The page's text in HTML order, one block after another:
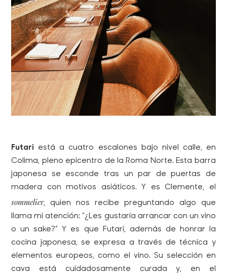
Futari está a cuatro escalones bajo nivel calle, en
Colima, pleno epicentro de la Roma Norte. Esta barra
japonesa se esconde tras un par de puertas de
madera con motivos asiáticos. Y es Clemente, el
sommelier, quien nos recibe preguntando algo que
llama mi atención: “¿Les gustaría arrancar con un vino
o un sake?” Y es que Futari, además de honrar la
cocina japonesa, se expresa a través de técnica y
elementos europeos, como el vino. Su selección en
cava está cuidadosamente curada y, en el